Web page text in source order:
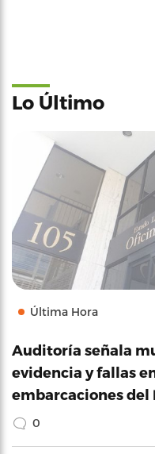
Lo Último
Última Hora
Auditoría señala
evidencia y fallas
embarcaciones del
0